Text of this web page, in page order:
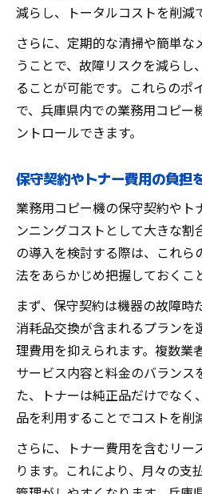
減らし、トータルコストを削減
さらに、定期的な清掃や簡単な
うことで、故障リスクを減らし
ることが可能です。これらのポ
で、兵庫県内での業務用コピー
ントロールできます。
保守契約やトナー費用の負担
業務用コピー機の保守契約やト
ンニングコストとして大きな割
の導入を検討する際は、これら
法をあらかじめ把握しておくこ
まず、保守契約は機器の故障時
消耗品交換が含まれるプランを
理費用を抑えられます。複数業
サービス内容と料金のバランス
た、トナーは純正品だけでなく
品を利用することでコストを削
さらに、トナー費用を含むリー
ります。これにより、月々の支